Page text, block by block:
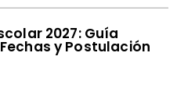
2027: Guía
y Postulación